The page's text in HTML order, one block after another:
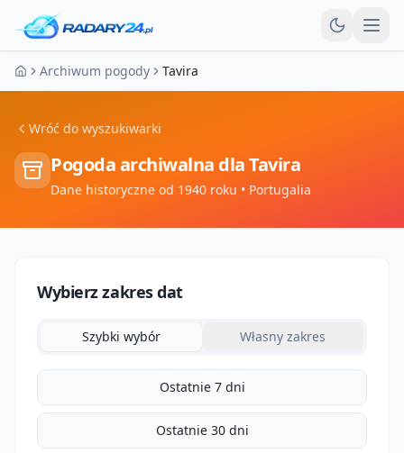
Strona główna
Archiwum pogody Tavira
Wróć do wyszukiwarki
Pogoda archiwalna dlaTavira
Dane historyczne od 1940 roku • Portugalia
Wybierz zakres dat
Szybki wybór Własny zakres
Ostatnie 7 dni
Ostatnie 30 dni